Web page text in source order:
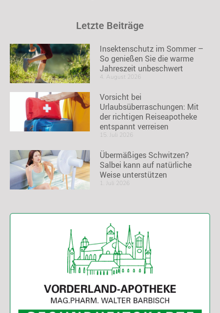
Letzte Beiträge
Insektenschutz im Sommer –
So genießen Sie die warme
Jahreszeit unbeschwert
4. August 2026
Vorsicht bei
Urlaubsüberraschungen: Mit
der richtigen Reiseapotheke
entspannt verreisen
15. Juli 2026
Übermäßiges Schwitzen?
Salbei kann auf natürliche
Weise unterstützen
1. Juli 2026